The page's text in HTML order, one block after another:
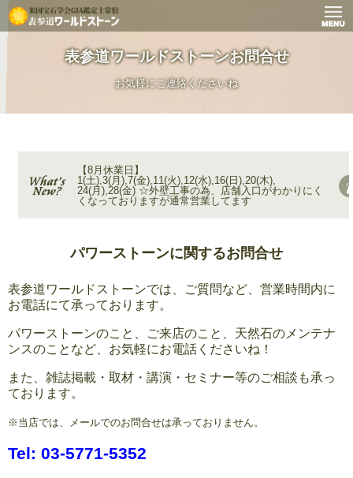
表参道ワールドストーンお問合せ
お気軽にご連絡くださいね
【8月休業日】
1(土),3(月),7(金),11(火),12(水),16(日),20(木),
24(月),28(金) ☆外壁工事の為、店舗入口がわかりにく
くなっておりますが通常営業してます
パワーストーンに関するお問合せ
表参道ワールドストーンでは、ご質問など、営業時間内に
お電話にて承っております。
パワーストーンのこと、ご来店のこと、天然石のメンテナ
ンスのことなど、お気軽にお電話くださいね！
また、雑誌掲載・取材・講演・セミナー等のご相談も承っ
ております。
※当店では、メールでのお問合せは承っておりません。
Tel: 03-5771-5352